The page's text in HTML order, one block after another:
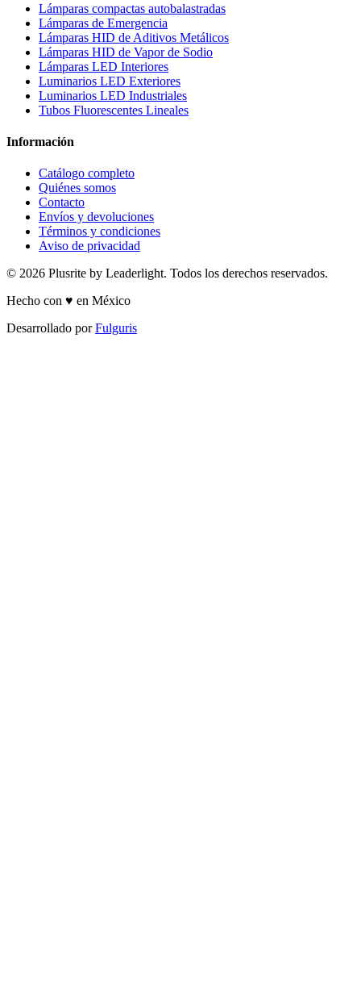
Lámparas compactas autobalastradas
Lámparas de Emergencia
Lámparas HID de Aditivos Metálicos
Lámparas HID de Vapor de Sodio
Lámparas LED Interiores
Luminarios LED Exteriores
Luminarios LED Industriales
Tubos Fluorescentes Lineales
Información
Catálogo completo
Quiénes somos
Contacto
Envíos y devoluciones
Términos y condiciones
Aviso de privacidad
© 2026 Plusrite by Leaderlight. Todos los derechos reservados.
Hecho con ♥ en México
Desarrollado porFulguris